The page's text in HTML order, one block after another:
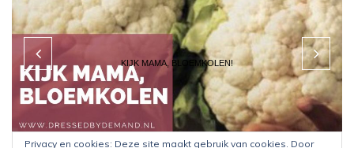
KIJK MAMA, BLOEMKOLEN!
Privacy en cookies: Deze site maakt gebruik van cookies. Door